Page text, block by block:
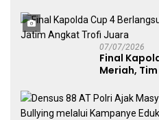
07/07/2026
Final
Meriah,